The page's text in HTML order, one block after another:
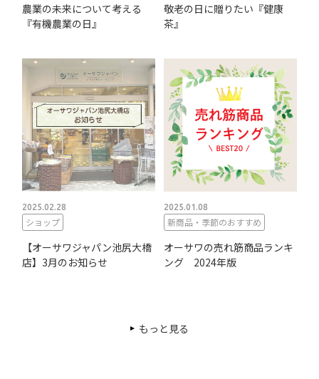
農業の未来について考える
『有機農業の日』
敬老の日に贈りたい『健康
茶』
2025.02.28
ショップ
【オーサワジャパン池尻大橋
店】3月のお知らせ
2025.01.08
新商品・季節のおすすめ
オーサワの売れ筋商品ランキ
ング 2024年版
もっと見る